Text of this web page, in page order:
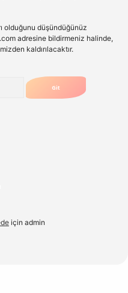
olduğunu düşündüğünüz
adresine bildirmeniz halinde,
kaldırılacaktır.
için admin